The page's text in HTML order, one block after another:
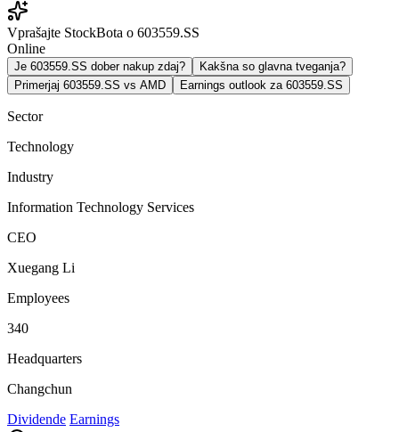
Vprašajte StockBota o 603559.SS
Online
Je 603559.SS dober nakup zdaj?
Kakšna so glavna tveganja?
Primerjaj 603559.SS vs AMD
Earnings outlook za 603559.SS
Sector
Technology
Industry
Information Technology Services
CEO
Xuegang Li
Employees
340
Headquarters
Changchun
Dividende Earnings